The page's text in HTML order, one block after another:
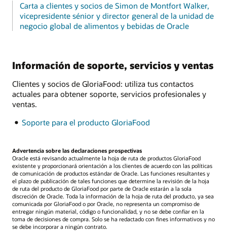
Carta a clientes y socios de Simon de Montfort Walker,
vicepresidente sénior y director general de la unidad de
negocio global de alimentos y bebidas de Oracle
Información de soporte, servicios y ventas
Clientes y socios de GloriaFood: utiliza tus contactos
actuales para obtener soporte, servicios profesionales y
ventas.
Soporte para el producto GloriaFood
Advertencia sobre las declaraciones prospectivas
Oracle está revisando actualmente la hoja de ruta de productos GloriaFood
existente y proporcionará orientación a los clientes de acuerdo con las políticas
de comunicación de productos estándar de Oracle. Las funciones resultantes y
el plazo de publicación de tales funciones que determine la revisión de la hoja
de ruta del producto de GloriaFood por parte de Oracle estarán a la sola
discreción de Oracle. Toda la información de la hoja de ruta del producto, ya sea
comunicada por GloriaFood o por Oracle, no representa un compromiso de
entregar ningún material, código o funcionalidad, y no se debe confiar en la
toma de decisiones de compra. Solo se ha redactado con fines informativos y no
se debe incorporar a ningún contrato.